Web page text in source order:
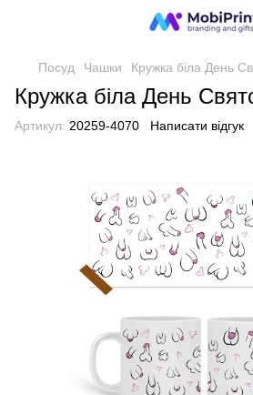
Посуд Чашки Кружка біла День
Кружка біла День
Артикул: 20259-4070 Написати відгук